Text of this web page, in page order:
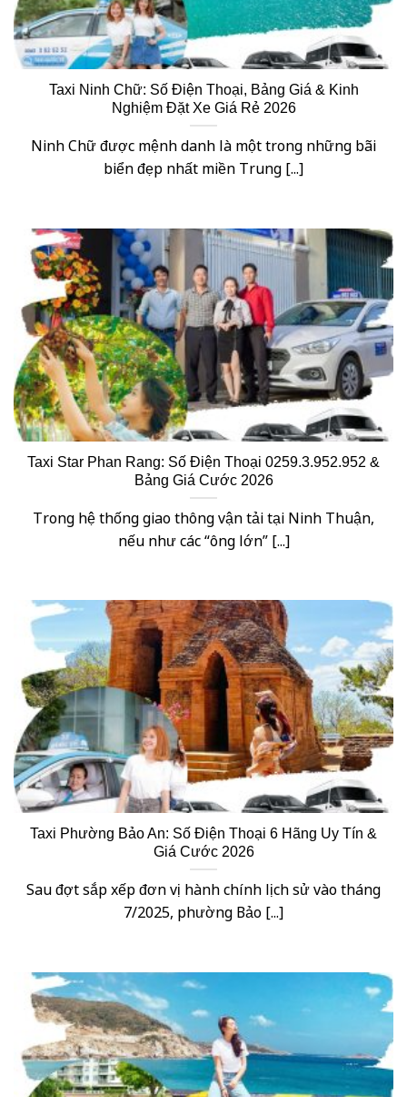
Taxi Ninh Chữ: Số Điện Thoại, Bảng Giá & Kinh
Nghiệm Đặt Xe Giá Rẻ 2026
Ninh Chữ được mệnh danh là một trong những bãi
biển đẹp nhất miền Trung [...]
Taxi Star Phan Rang: Số Điện Thoại 0259.3.952.952 &
Bảng Giá Cước 2026
Trong hệ thống giao thông vận tải tại Ninh Thuận,
nếu như các “ông lớn” [...]
Taxi Phường Bảo An: Số Điện Thoại 6 Hãng Uy Tín &
Giá Cước 2026
Sau đợt sắp xếp đơn vị hành chính lịch sử vào tháng
7/2025, phường Bảo [...]